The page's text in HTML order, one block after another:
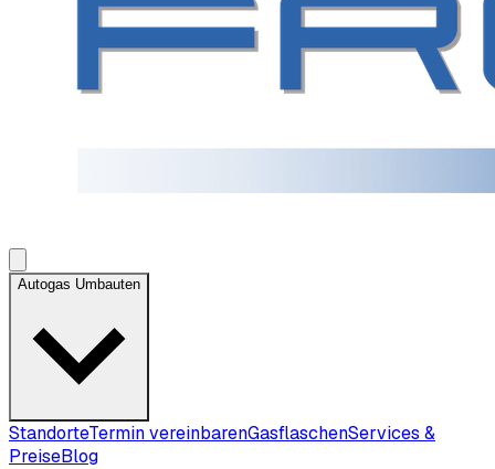
Autogas Umbauten
StandorteTermin vereinbarenGasflaschenServices &
PreiseBlog